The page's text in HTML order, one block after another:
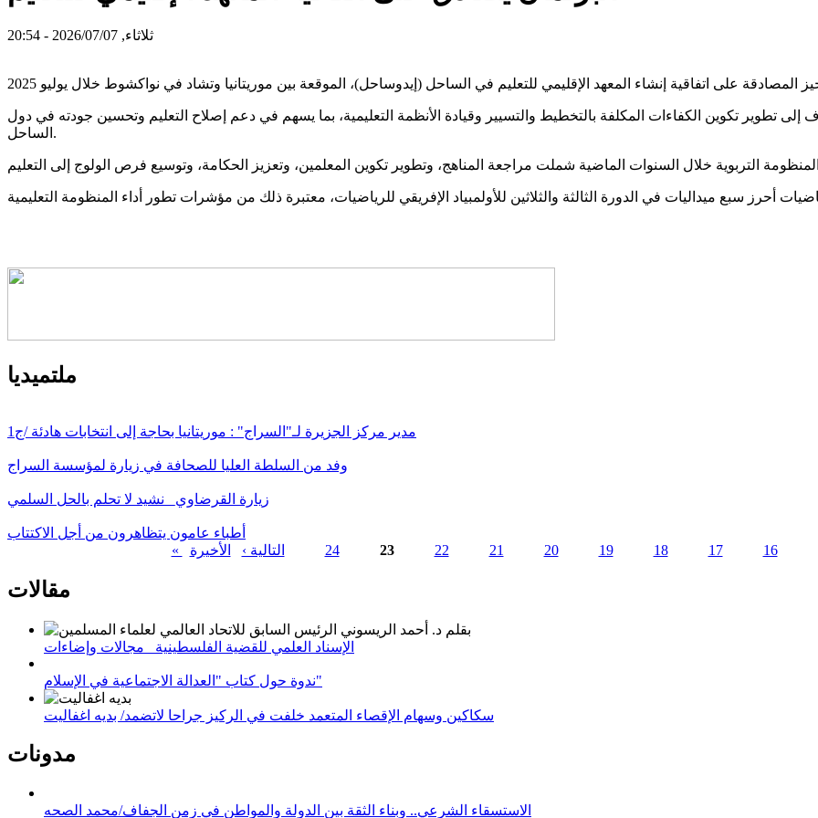
ثلاثاء, 2026/07/07 - 20:54
إلى تطوير تكوين الكفاءات المكلفة بالتخطيط والتسيير وقيادة الأنظمة التعليمية، بما يسهم في دعم إصلاح التعليم وتحسين جودته في دول
الساحل.
ملتميديا
مدير مركز الجزيرة لـ"السراج" : موريتانيا بحاجة إلى انتخابات هادئة /ج1
وفد من السلطة العليا للصحافة في زيارة لمؤسسة السراج
زيارة القرضاوي_ نشيد لا تحلم بالحل السلمي
أطباء عامون يتظاهرون من أجل الاكتتاب
16
17
18
19
20
21
22
23
24 التالية ›
مقالات
الإسناد العلمي للقضية الفلسطينية_ مجالات وإضاءات
ندوة حول كتاب "العدالة الاجتماعية في الإسلام"
سكاكين وسهام الإقصاء المتعمد خلفت في الركيز جراحا لاتضمد/ بديه اغفاليت
مدونات
الاستسقاء الشرعي.. وبناء الثقة بين الدولة والمواطن في زمن الجفاف/محمد الصحه